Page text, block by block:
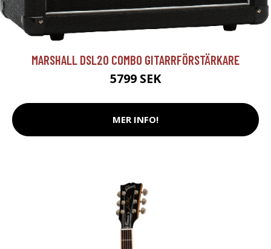
MARSHALL DSL20 COMBO GITARRFÖRSTÄRKARE
5799 SEK
MER INFO!